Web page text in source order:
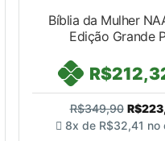
Bíblia da Mulher
Edição Grande
R$349,90
8x de R$32,41 no